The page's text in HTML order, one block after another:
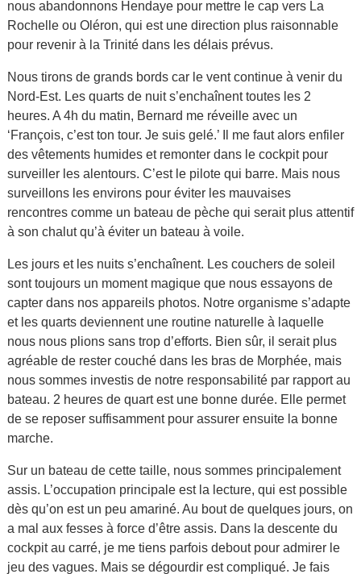
nous abandonnons Hendaye pour mettre le cap vers La
Rochelle ou Oléron, qui est une direction plus raisonnable
pour revenir à la Trinité dans les délais prévus.
Nous tirons de grands bords car le vent continue à venir du
Nord-Est. Les quarts de nuit s’enchaînent toutes les 2
heures. A 4h du matin, Bernard me réveille avec un
‘François, c’est ton tour. Je suis gelé.’ Il me faut alors enfiler
des vêtements humides et remonter dans le cockpit pour
surveiller les alentours. C’est le pilote qui barre. Mais nous
surveillons les environs pour éviter les mauvaises
rencontres comme un bateau de pèche qui serait plus attentif
à son chalut qu’à éviter un bateau à voile.
Les jours et les nuits s’enchaînent. Les couchers de soleil
sont toujours un moment magique que nous essayons de
capter dans nos appareils photos. Notre organisme s’adapte
et les quarts deviennent une routine naturelle à laquelle
nous nous plions sans trop d’efforts. Bien sûr, il serait plus
agréable de rester couché dans les bras de Morphée, mais
nous sommes investis de notre responsabilité par rapport au
bateau. 2 heures de quart est une bonne durée. Elle permet
de se reposer suffisamment pour assurer ensuite la bonne
marche.
Sur un bateau de cette taille, nous sommes principalement
assis. L’occupation principale est la lecture, qui est possible
dès qu’on est un peu amariné. Au bout de quelques jours, on
a mal aux fesses à force d’être assis. Dans la descente du
cockpit au carré, je me tiens parfois debout pour admirer le
jeu des vagues. Mais se dégourdir est compliqué. Je fais